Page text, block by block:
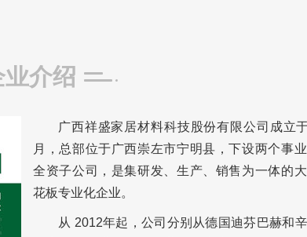
介绍
广西祥盛家居材料科技股份有限公司成立
月，总部位于广西崇左市宁明县，下设两个事
全资子公司，是集研发、生产、销售为一体的
花板专业化企业。
从 2012年起，公司分别从德国迪芬巴赫和